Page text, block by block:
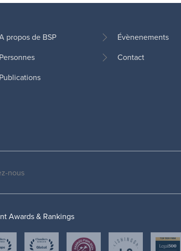
propos de BSP
Personnes
Publications
Évènenements
Contact
nous
Awards & Rankings